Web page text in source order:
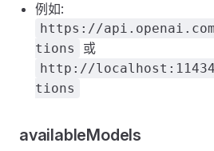
例如:
https://
tions
或
http://
tions
availableModels